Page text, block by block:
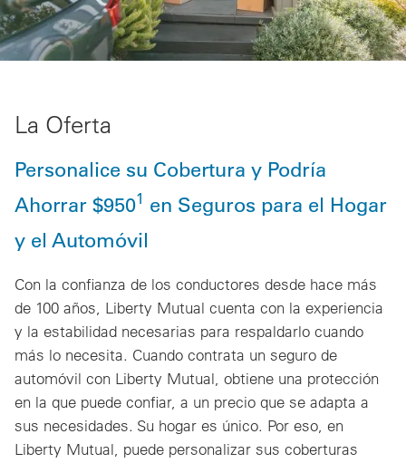
La Oferta
Personalice su Cobertura y Podría
Ahorrar $9501 en Seguros para el Hogar
y el Automóvil
Con la confianza de los conductores desde hace más
de 100 años, Liberty Mutual cuenta con la experiencia
y la estabilidad necesarias para respaldarlo cuando
más lo necesita. Cuando contrata un seguro de
automóvil con Liberty Mutual, obtiene una protección
en la que puede confiar, a un precio que se adapta a
sus necesidades. Su hogar es único. Por eso, en
Liberty Mutual, puede personalizar sus coberturas